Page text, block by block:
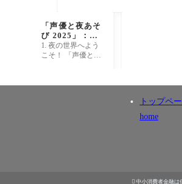
「声優と夜あそ
び 2025」：あ
の人気声優が深
夜の秘密を暴
1. 夜の世界へよう
こそ！ 「声優と夜
てまさに夢のよう
トップペ
home
 中小消費者金融は